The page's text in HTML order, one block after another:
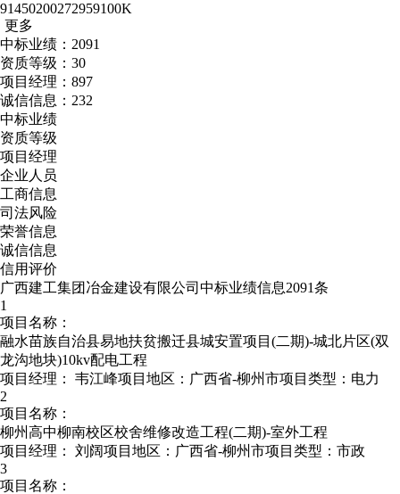
91450200272959100K
更多
中标业绩：2091
资质等级：30
项目经理：897
诚信信息：232
中标业绩
资质等级
项目经理
企业人员
工商信息
司法风险
荣誉信息
诚信信息
信用评价
广西建工集团冶金建设有限公司中标业绩信息2091条
1
项目名称：
融水苗族自治县易地扶贫搬迁县城安置项目(二期)-城北片区(双
龙沟地块)10kv配电工程
项目经理： 韦江峰项目地区：广西省-柳州市项目类型：电力
2
项目名称：
柳州高中柳南校区校舍维修改造工程(二期)-室外工程
项目经理： 刘阔项目地区：广西省-柳州市项目类型：市政
3
项目名称：